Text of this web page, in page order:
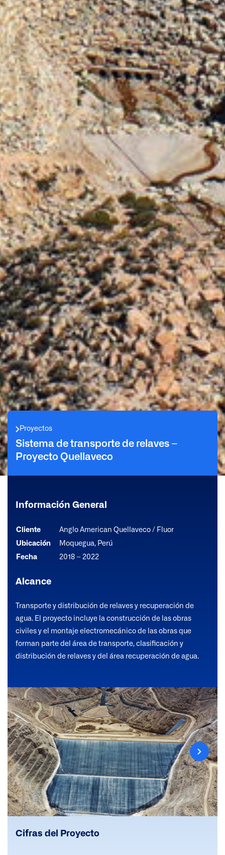
Proyectos
Sistema de transporte de relaves –
Proyecto Quellaveco
Información General
Cliente
Anglo American Quellaveco / Fluor
Ubicación
Moquegua, Perú
Fecha
2018 – 2022
Alcance
Transporte y distribución de relaves y recuperación de
agua. El proyecto incluye la construcción de las obras
civiles y el montaje electromecánico de las obras que
forman parte del área de transporte, clasificación y
distribución de relaves y del área recuperación de agua.
Cifras del Proyecto